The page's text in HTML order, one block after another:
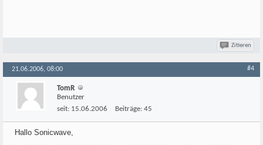
Zitieren
21.06.2006, 08:00 #4
TomR
Benutzer
seit: 15.06.2006 Beiträge: 45
Hallo Sonicwave,